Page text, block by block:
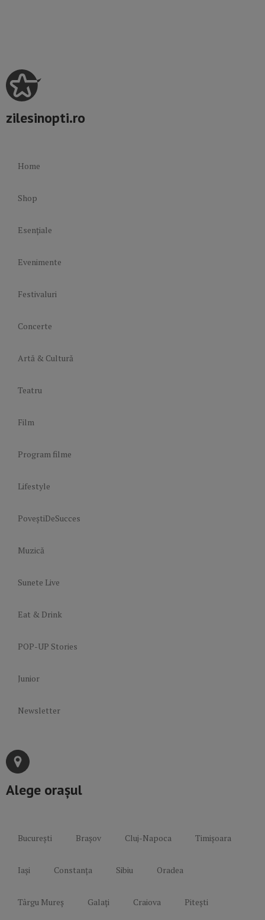
zilesinopti.ro
Home
Shop
Esențiale
Evenimente
Festivaluri
Concerte
Artă & Cultură
Teatru
Film
Program filme
Lifestyle
PoveștiDeSucces
Muzică
Sunete Live
Eat & Drink
POP-UP Stories
Junior
Newsletter
Alege orașul
București Brașov Cluj-Napoca Timișoara
Iași Constanța Sibiu Oradea
Târgu Mureș Galați Craiova Pitești